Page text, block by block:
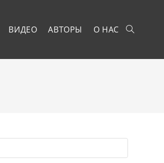
ВИДЕО АВТОРЫ О НАС